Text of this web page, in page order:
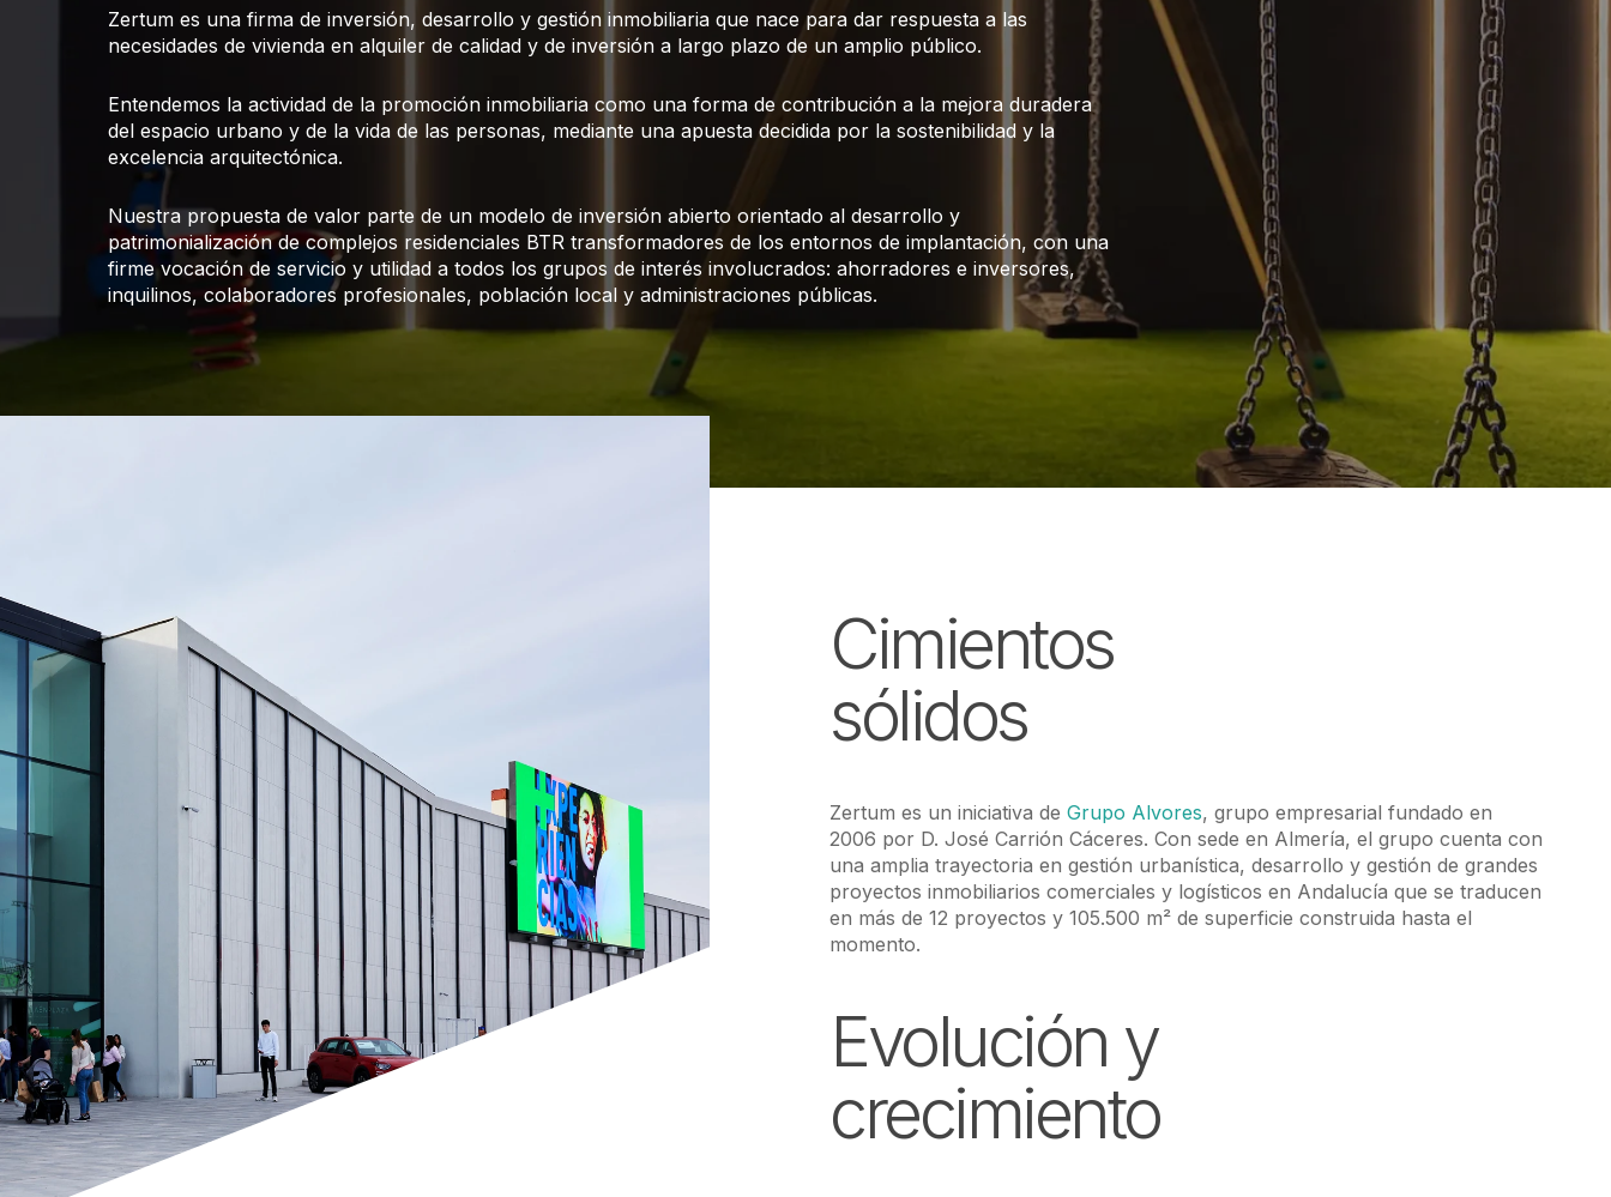
Zertum es una firma de inversión, desarrollo y gestión inmobiliaria que nace para dar respuesta a las
necesidades de vivienda en alquiler de calidad y de inversión a largo plazo de un amplio público.
Entendemos la actividad de la promoción inmobiliaria como una forma de contribución a la mejora duradera
del espacio urbano y de la vida de las personas, mediante una apuesta decidida por la sostenibilidad y la
excelencia arquitectónica.
Nuestra propuesta de valor parte de un modelo de inversión abierto orientado al desarrollo y
patrimonialización de complejos residenciales BTR transformadores de los entornos de implantación, con una
firme vocación de servicio y utilidad a todos los grupos de interés involucrados: ahorradores e inversores,
inquilinos, colaboradores profesionales, población local y administraciones públicas.
Cimientos
sólidos
Zertum es un iniciativa de Grupo Alvores, grupo empresarial fundado en
2006 por D. José Carrión Cáceres. Con sede en Almería, el grupo cuenta con
una amplia trayectoria en gestión urbanística, desarrollo y gestión de grandes
proyectos inmobiliarios comerciales y logísticos en Andalucía que se traducen
en más de 12 proyectos y 105.500 m² de superficie construida hasta el
momento.
Evolución y
crecimiento